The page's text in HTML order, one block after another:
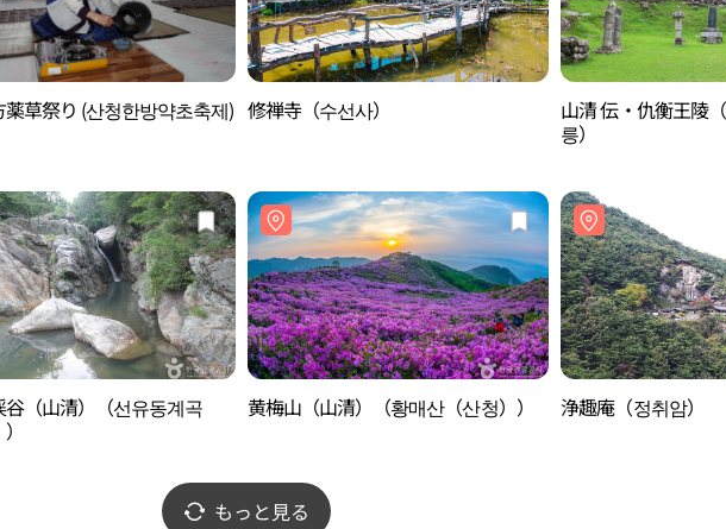
草祭り (산청한방약초축제) 修禅寺（수선사）
山清 伝・仇衡王陵
릉）
（山清）（선유동계곡
黄梅山（山清）（황매산（산청）） 浄趣庵（정취암）
もっと見る